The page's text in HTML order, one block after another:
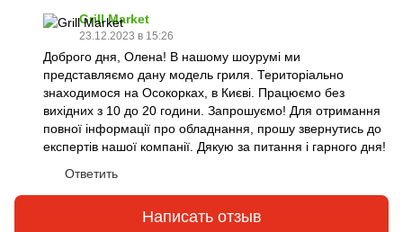
Grill Market
23.12.2023 в 15:26
Доброго дня, Олена! В нашому шоурумі ми
представляємо дану модель гриля. Територіально
знаходимося на Осокорках, в Києві. Працюємо без
вихідних з 10 до 20 години. Запрошуємо! Для отримання
повної інформації про обладнання, прошу звернутись до
експертів нашої компанії. Дякую за питання і гарного дня!
Ответить
Написать отзыв